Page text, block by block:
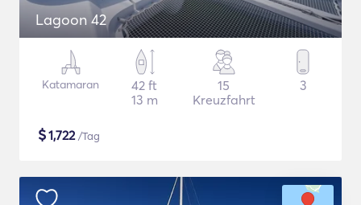
Lagoon 42
Katamaran
42 ft
13 m
15
Kreuzfahrt
3
$1,722/Tag